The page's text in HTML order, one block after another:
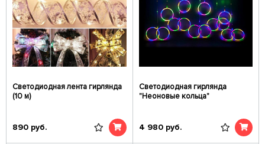
Светодиодная лента гирлянда
(10 м)
890 руб.
Светодиодная гирлянда
"Неоновые кольца"
4 980 руб.